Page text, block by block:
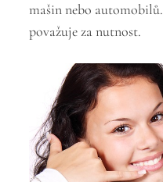
mašin nebo
považuje za nutnost.